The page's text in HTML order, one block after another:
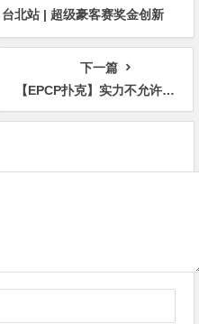
台北站 | 超级豪客赛奖金创新
高，美国选手Ethan
“Rampage” Yau领跑全场！
下一篇
【EPCP扑克】实力不允许低调 制霸国内外赛场 德艺双馨的“国王”周全成为知名品牌全球形象大使